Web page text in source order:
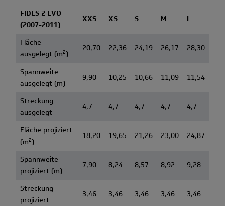
FIDES 2 EVO
(2007-2011)
XXS XS S M L
Fläche
ausgelegt (m2)
20,70 22,36 24,19 26,17 28,30
Spannweite
ausgelegt (m)
9,90 10,25 10,66 11,09 11,54
Streckung
ausgelegt
4,7 4,7 4,7 4,7 4,7
Fläche projiziert
(m2)
18,20 19,65 21,26 23,00 24,87
Spannweite
projiziert (m)
7,90 8,24 8,57 8,92 9,28
Streckung
projiziert
3,46 3,46 3,46 3,46 3,46